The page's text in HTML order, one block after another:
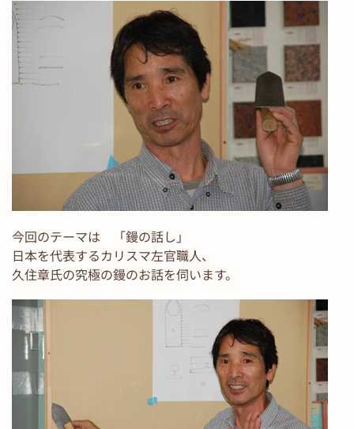
今回のテーマは 「鏝の話し」
日本を代表するカリスマ左官職人、
久住章氏の究極の鏝のお話を伺います。